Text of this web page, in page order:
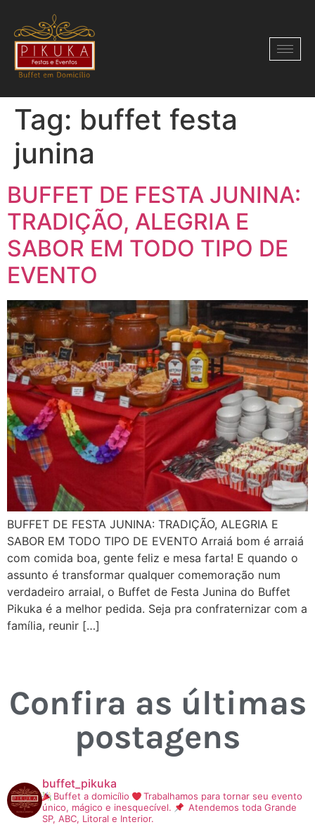
Tag: buffet festa
junina
BUFFET DE FESTA JUNINA:
TRADIÇÃO, ALEGRIA E
SABOR EM TODO TIPO DE
EVENTO
BUFFET DE FESTA JUNINA: TRADIÇÃO, ALEGRIA E
SABOR EM TODO TIPO DE EVENTO Arraiá bom é arraiá
com comida boa, gente feliz e mesa farta! E quando o
assunto é transformar qualquer comemoração num
verdadeiro arraial, o Buffet de Festa Junina do Buffet
Pikuka é a melhor pedida. Seja pra confraternizar com a
família, reunir […]
Confira as últimas
postagens
buffet_pikuka
Buffet a domicílio
Trabalhamos para tornar seu evento
único, mágico e inesquecível.
Atendemos toda Grande
SP, ABC, Litoral e Interior.